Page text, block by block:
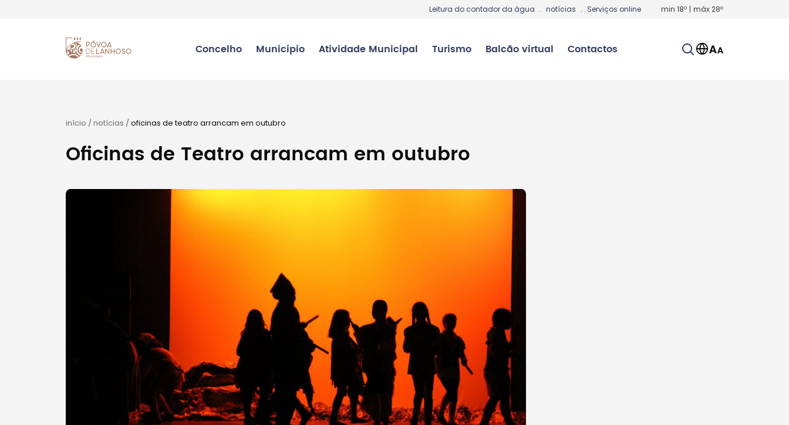
Leitura do contador da água . notícias . Serviços online min 18º | máx28º
Concelho Município Atividade Municipal Turismo Balcão virtual Contactos
início /notícias /oficinas de teatro arrancam em outubro
Oficinas de Teatro arrancam em outubro